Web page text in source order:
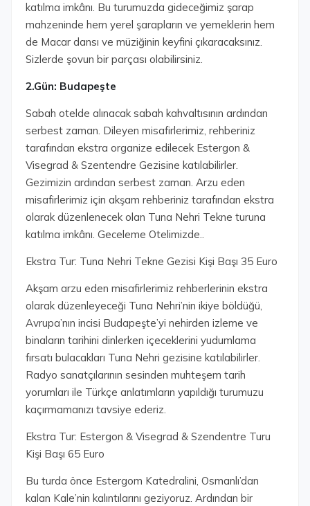
katılma imkânı. Bu turumuzda gideceğimiz şarap
mahzeninde hem yerel şarapların ve yemeklerin hem
de Macar dansı ve müziğinin keyfini çıkaracaksınız.
Sizlerde şovun bir parçası olabilirsiniz.
2.Gün: Budapeşte
Sabah otelde alınacak sabah kahvaltısının ardından
serbest zaman. Dileyen misafirlerimiz, rehberiniz
tarafından ekstra organize edilecek Estergon &
Visegrad & Szentendre Gezisine katılabilirler.
Gezimizin ardından serbest zaman. Arzu eden
misafirlerimiz için akşam rehberiniz tarafından ekstra
olarak düzenlenecek olan Tuna Nehri Tekne turuna
katılma imkânı. Geceleme Otelimizde..
Ekstra Tur: Tuna Nehri Tekne Gezisi Kişi Başı 35 Euro
Akşam arzu eden misafirlerimiz rehberlerinin ekstra
olarak düzenleyeceği Tuna Nehri’nin ikiye böldüğü,
Avrupa’nın incisi Budapeşte’yi nehirden izleme ve
binaların tarihini dinlerken içeceklerini yudumlama
fırsatı bulacakları Tuna Nehri gezisine katılabilirler.
Radyo sanatçılarının sesinden muhteşem tarih
yorumları ile Türkçe anlatımların yapıldığı turumuzu
kaçırmamanızı tavsiye ederiz.
Ekstra Tur: Estergon & Visegrad & Szendentre Turu
Kişi Başı 65 Euro
Bu turda önce Estergom Katedralini, Osmanlı’dan
kalan Kale’nin kalıntılarını geziyoruz. Ardından bir